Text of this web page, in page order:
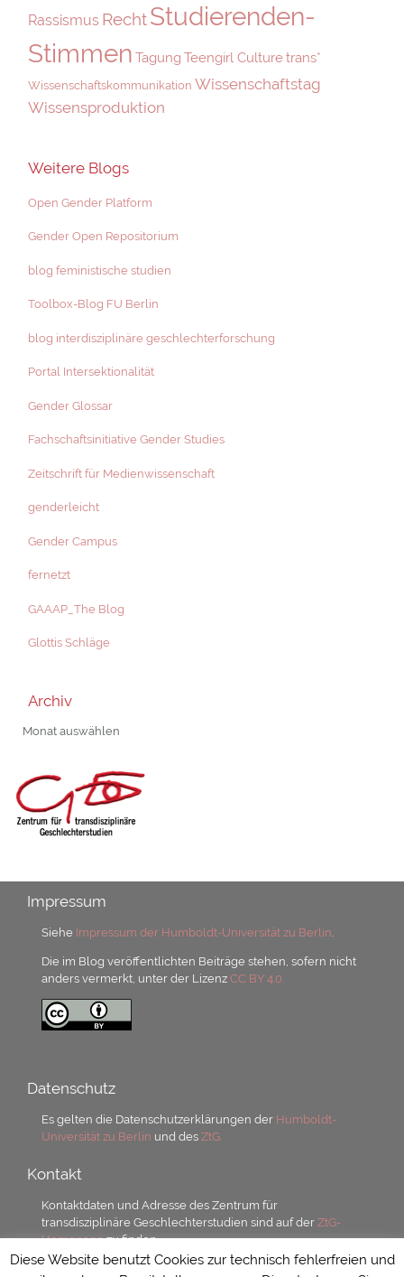
Rassismus RechtStudierenden-
Stimmen Tagung Teengirl Culturetrans*
Wissenschaftskommunikation Wissenschaftstag
Wissensproduktion
Weitere Blogs
Open Gender Platform
Gender Open Repositorium
blog feministische studien
Toolbox-Blog FU Berlin
blog interdisziplinäre geschlechterforschung
Portal Intersektionalität
Gender Glossar
Fachschaftsinitiative Gender Studies
Zeitschrift für Medienwissenschaft
genderleicht
Gender Campus
fernetzt
GAAAP_The Blog
Glottis Schläge
Archiv
Archiv
Impressum
Siehe Impressum der Humboldt-Universität zu Berlin
Die im Blog veröffentlichten Beiträge stehen, sofern nicht
anders vermerkt, unter der LizenzCC BY 4.0.
Datenschutz
Es gelten die Datenschutzerklärungen der Humboldt-
Universität zu Berlin und desZtG.
Kontakt
Kontaktdaten und Adresse des Zentrum für
transdisziplinäre Geschlechterstudien sind auf derZtG-
Homepagezu finden.
Diese Website benutzt Cookies zur technisch fehlerfreien und